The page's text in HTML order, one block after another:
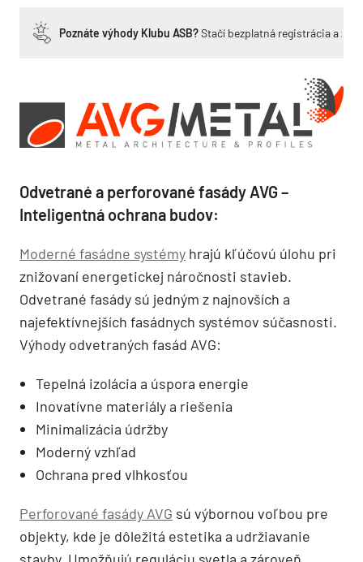
Poznáte výhody Klubu ASB?Stačí bezplatná registrácia a
Odvetrané a perforované fasády AVG –
Inteligentná ochrana budov:
Moderné fasádne systémy hrajú kľúčovú úlohu pri
znižovaní energetickej náročnosti stavieb.
Odvetrané fasády sú jedným z najnovších a
najefektívnejších fasádnych systémov súčasnosti.
Výhody odvetraných fasád AVG:
Tepelná izolácia a úspora energie
Inovatívne materiály a riešenia
Minimalizácia údržby
Moderný vzhľad
Ochrana pred vlhkosťou
Perforované fasády AVG sú výbornou voľbou pre
objekty, kde je dôležitá estetika a udržiavanie